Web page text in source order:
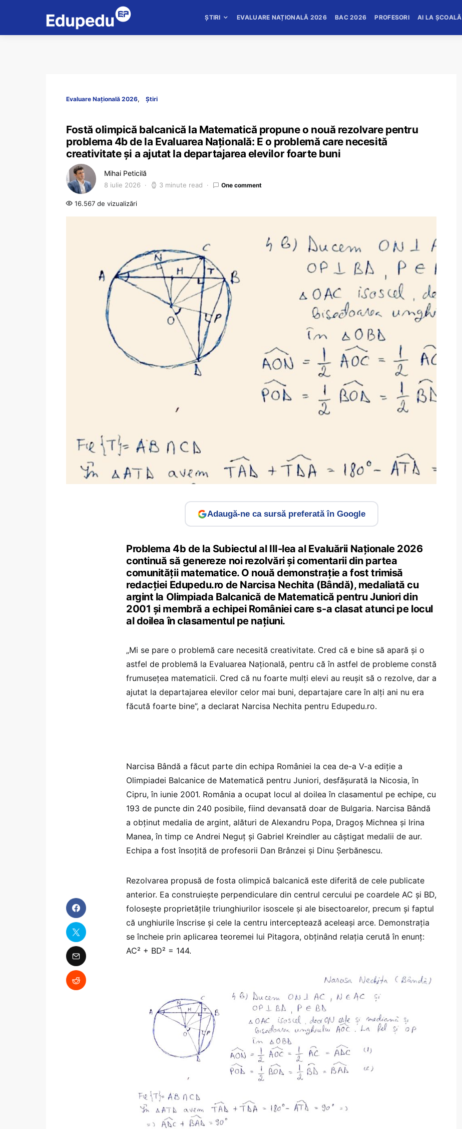
ȘTIRI EVALUARE NAȚIONALĂ 2026 BAC 2026 PROFESORI AI LA ȘCOALĂ
Evaluare Națională 2026 Știri
Fostă olimpică balcanică la Matematică propune o nouă rezolvare pentru
problema 4b de la Evaluarea Națională: E o problemă care necesită
creativitate și a ajutat la departajarea elevilor foarte buni
Mihai Peticilă
8 iulie 2026 3 minute read One comment
16.567 de vizualizări
Adaugă-ne ca sursă preferată în Google
Problema 4b de la Subiectul al III-lea al Evaluării Naționale 2026
continuă să genereze noi rezolvări și comentarii din partea
comunității matematice. O nouă demonstrație a fost trimisă
redacției Edupedu.ro de Narcisa Nechita (Bândă), medaliată cu
argint la Olimpiada Balcanică de Matematică pentru Juniori din
2001 și membră a echipei României care s-a clasat atunci pe locul
al doilea în clasamentul pe națiuni.
„Mi se pare o problemă care necesită creativitate. Cred că e bine să apară și o
astfel de problemă la Evaluarea Națională, pentru că în astfel de probleme constă
frumusețea matematicii. Cred că nu foarte mulți elevi au reușit să o rezolve, dar a
ajutat la departajarea elevilor celor mai buni, departajare care în alți ani nu era
făcută foarte bine”, a declarat Narcisa Nechita pentru Edupedu.ro.
Narcisa Bândă a făcut parte din echipa României la cea de-a V-a ediție a
Olimpiadei Balcanice de Matematică pentru Juniori, desfășurată la Nicosia, în
Cipru, în iunie 2001. România a ocupat locul al doilea în clasamentul pe echipe, cu
193 de puncte din 240 posibile, fiind devansată doar de Bulgaria. Narcisa Bândă
a obținut medalia de argint, alături de Alexandru Popa, Dragoș Michnea și Irina
Manea, în timp ce Andrei Neguț și Gabriel Kreindler au câștigat medalii de aur.
Echipa a fost însoțită de profesorii Dan Brânzei și Dinu Șerbănescu.
Rezolvarea propusă de fosta olimpică balcanică este diferită de cele publicate
anterior. Ea construiește perpendiculare din centrul cercului pe coardele AC și BD,
folosește proprietățile triunghiurilor isoscele și ale bisectoarelor, precum și faptul
că unghiurile înscrise și cele la centru interceptează aceleași arce. Demonstrația
se încheie prin aplicarea teoremei lui Pitagora, obținând relația cerută în enunț:
AC² + BD² = 144.